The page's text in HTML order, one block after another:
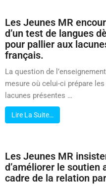
Les Jeunes MR
d’un test de langues
pour pallier aux
français.
La question de
mesure où celui-ci prépare
lacunes présentes …
Lire La Suite…
Les Jeunes MR
d’améliorer le soutien
cadre de la relation